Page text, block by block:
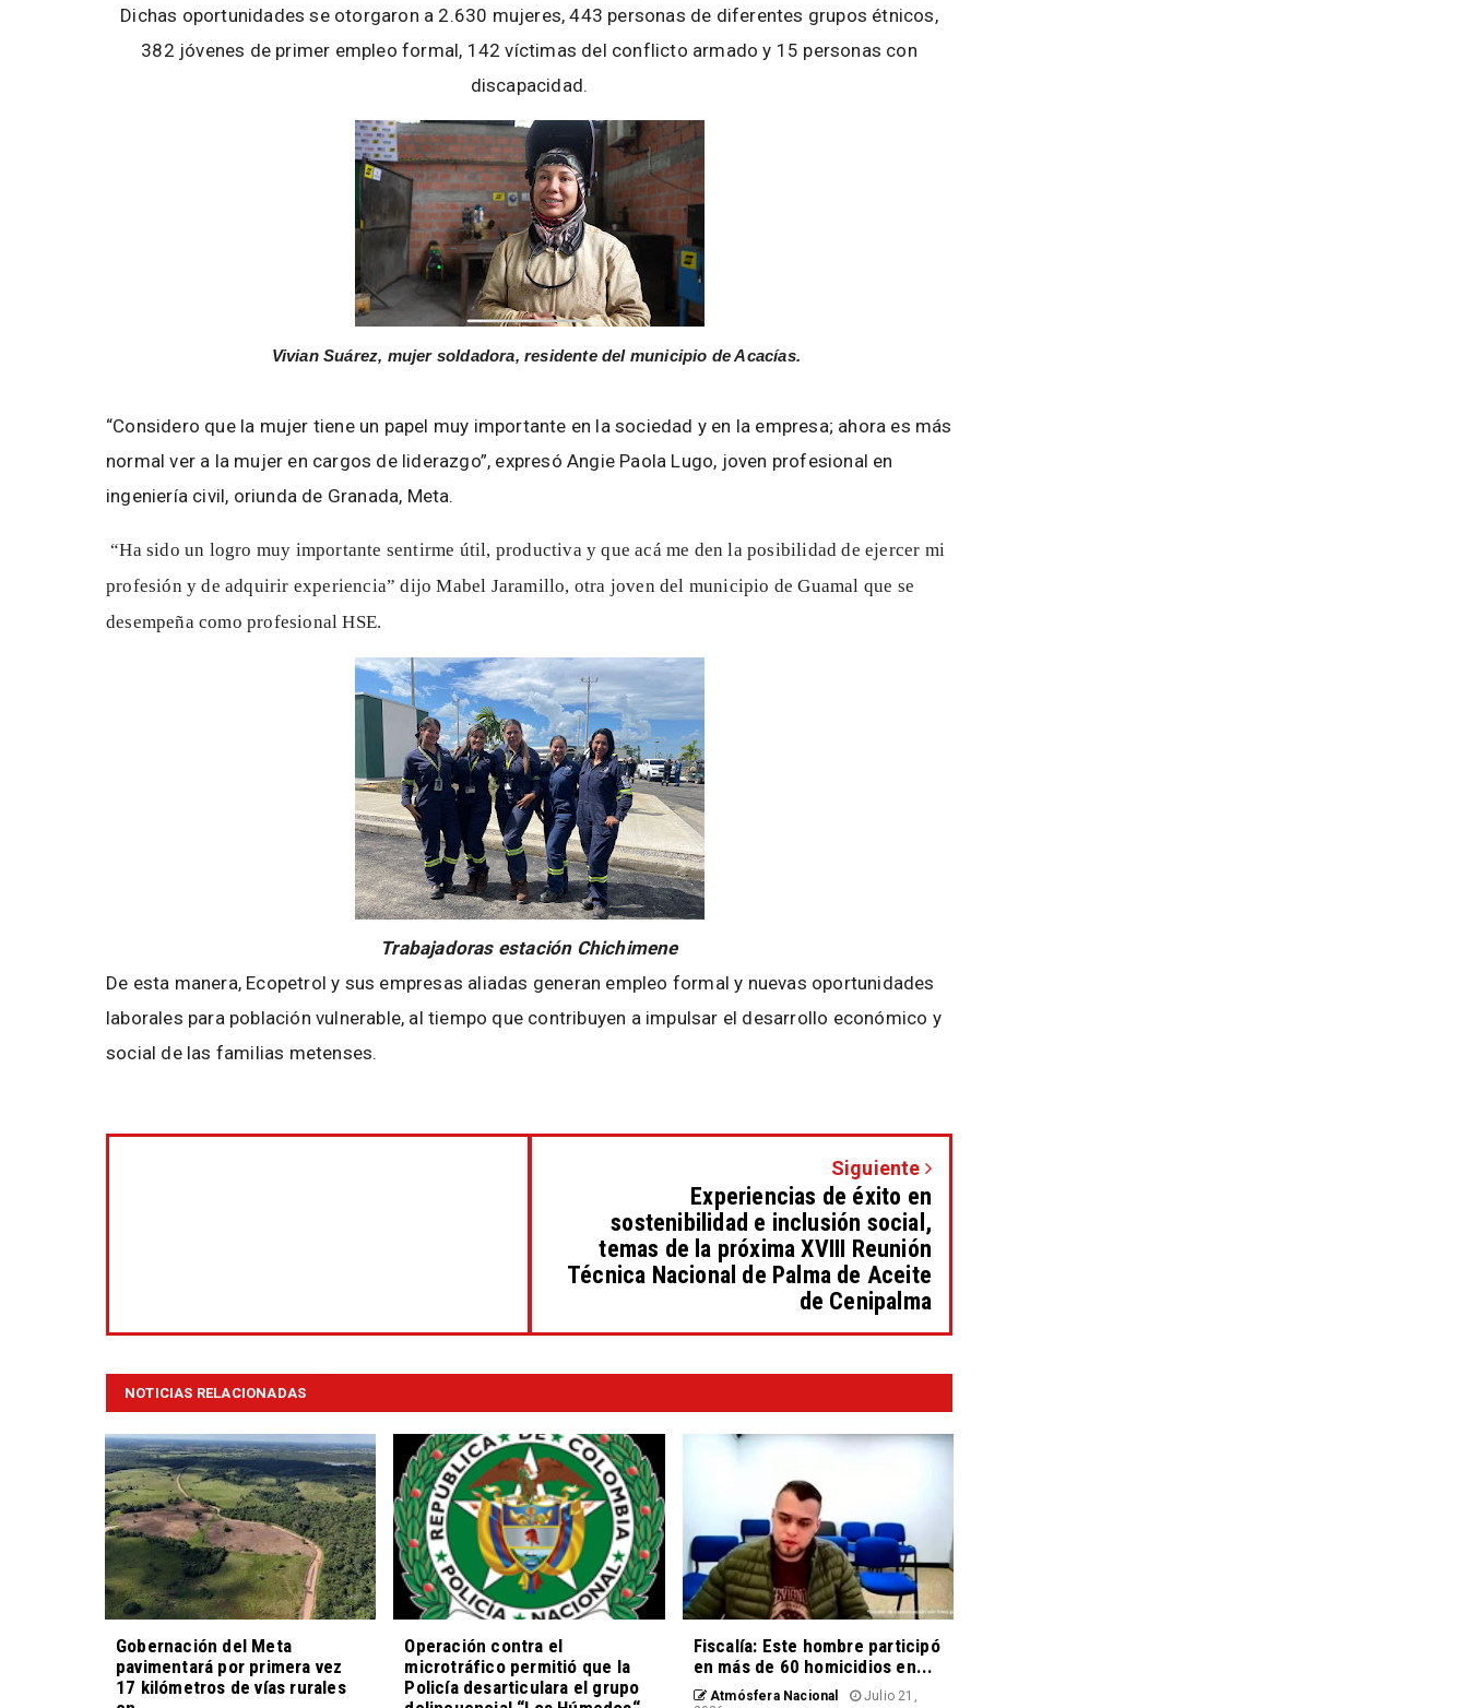
Dichas oportunidades se otorgaron a 2.630 mujeres, 443 personas de diferentes grupos étnicos,
382 jóvenes de primer empleo formal, 142 víctimas del conflicto armado y 15 personas con
discapacidad.
Vivian Suárez, mujer soldadora, residente del municipio de Acacías.
“Considero que la mujer tiene un papel muy importante en la sociedad y en la empresa; ahora es más
normal ver a la mujer en cargos de liderazgo”, expresó Angie Paola Lugo, joven profesional en
ingeniería civil, oriunda de Granada, Meta.
“Ha sido un logro muy importante sentirme útil, productiva y que acá me den la posibilidad de ejercer mi
profesión y de adquirir experiencia” dijo Mabel Jaramillo, otra joven del municipio de Guamal que se
desempeña como profesional HSE.
Trabajadoras estación Chichimene
De esta manera, Ecopetrol y sus empresas aliadas generan empleo formal y nuevas oportunidades
laborales para población vulnerable, al tiempo que contribuyen a impulsar el desarrollo económico y
social de las familias metenses.
Siguiente
Experiencias de éxito en
sostenibilidad e inclusión social,
temas de la próxima XVIII Reunión
Técnica Nacional de Palma de Aceite
de Cenipalma
NOTICIAS RELACIONADAS
Gobernación del Meta
pavimentará por primera vez
17 kilómetros de vías rurales
Operación contra el
microtráfico permitió que la
Policía desarticulara el grupo
Fiscalía: Este hombre participó
en más de 60 homicidios en...
Atmósfera Nacional
Julio 21,